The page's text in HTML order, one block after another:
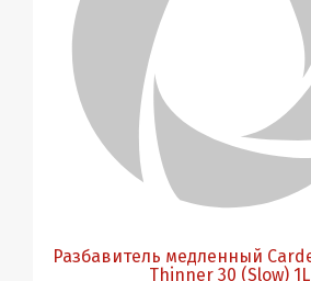
Разбавитель медленный Cardea Universal
Thinner 30 (Slow) 1L